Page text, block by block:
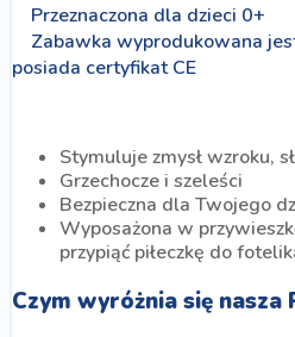
Przeznaczona dla dzieci 0+
Zabawka wyprodukowana
posiada certyfikat CE
Stymuluje zmysł wzroku,
Grzechocze i szeleści
Bezpieczna dla Twojego
Wyposażona w
przypiąć piłeczkę do
Czym wyróżnia się nasza